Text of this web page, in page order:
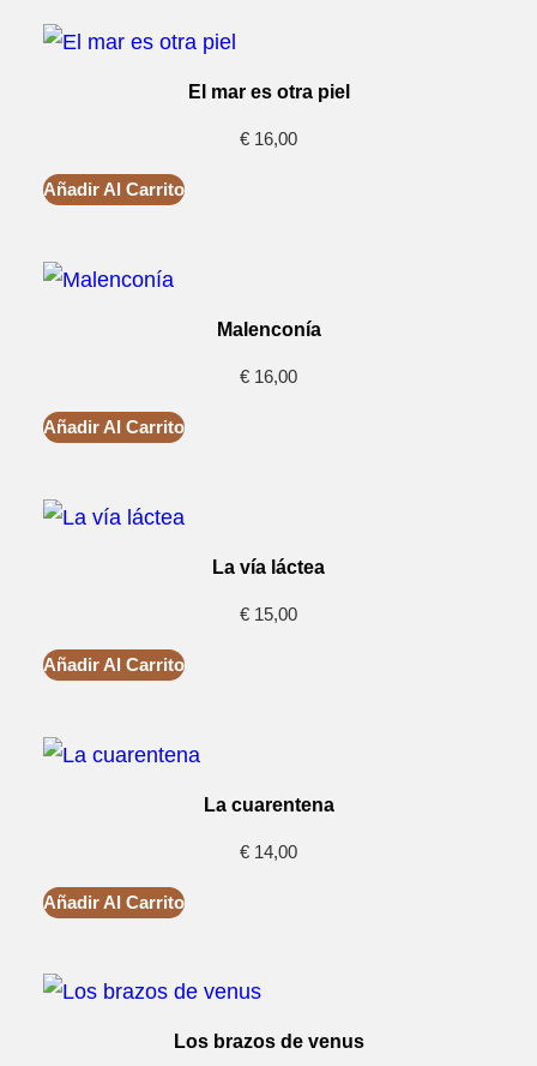
El mar es otra piel
€ 16,00
Añadir Al Carrito
Malenconía
€ 16,00
Añadir Al Carrito
La vía láctea
€ 15,00
Añadir Al Carrito
La cuarentena
€ 14,00
Añadir Al Carrito
Los brazos de venus